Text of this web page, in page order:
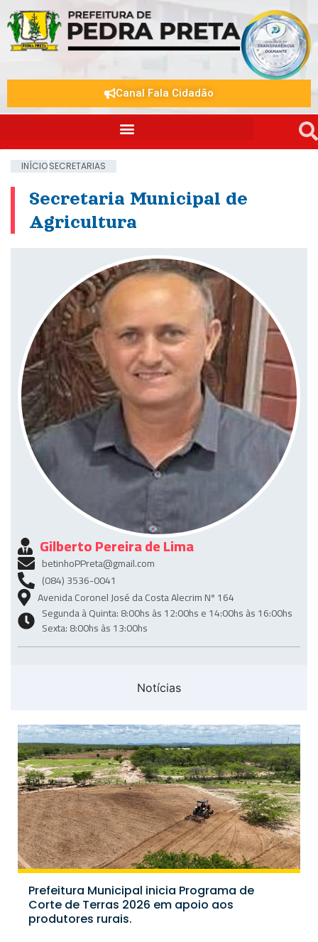
Canal Fala Cidadão
INÍCIOSECRETARIAS
Secretaria Municipal de
Agricultura
Gilberto Pereira de Lima
betinhoPPreta@gmail.com
(084) 3536-0041
Avenida Coronel José da Costa Alecrim Nº 164
Segunda à Quinta: 8:00hs às 12:00hs e 14:00hs às 16:00hs
Sexta: 8:00hs às 13:00hs
Notícias
Prefeitura Municipal inicia Programa de
Corte de Terras 2026 em apoio aos
produtores rurais.